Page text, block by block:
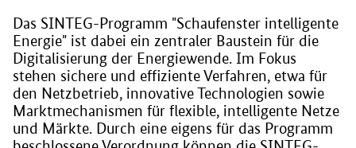
Das SINTEG-Programm "Schaufenster intelligente
Energie" ist dabei ein zentraler Baustein für die
Digitalisierung der Energiewende. Im Fokus
stehen sichere und effiziente Verfahren, etwa für
den Netzbetrieb, innovative Technologien sowie
Marktmechanismen für flexible, intelligente Netze
und Märkte. Durch eine eigens für das Programm